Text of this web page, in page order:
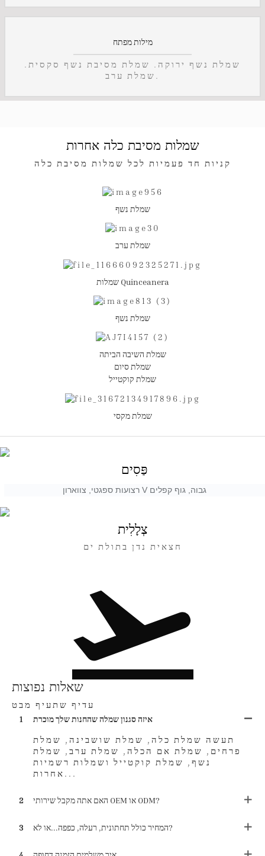
מילות מפתח
שמלת נשף ירוקה. שמלת מסיבת נשף סקסית.
שמלת ערב.
שמלות מסיבת כלה אחרות
קניות חד פעמיות לכל שמלות מסיבת כלה
שמלת נשף
שמלת ערב
שמלות Quinceanera
שמלת נשף
שמלת השיבה הביתה
שמלת סיום
שמלת קוקטייל
שמלת מקסי
פַּסִים
רצועות ספגטי, צווארון V גבוה, גוף קפלים
צְלָלִית
חצאית נדן בתולת ים
שאלות נפוצות
עדיף שתעיף מבט
1 איזה סגנון שמלה שהחנות שלך מוכרת
תעשה שמלת כלה, שמלת שושבינה, שמלת
פרחים, שמלת אם הכלה, שמלת ערב, שמלת
נשף, שמלת קוקטייל ושמלות רשמיות
אחרות...
2 האם אתה מקבל שירותי OEM או ODM?
3 המחיר כולל תחתונית, רעלה, כפפה...או לא?